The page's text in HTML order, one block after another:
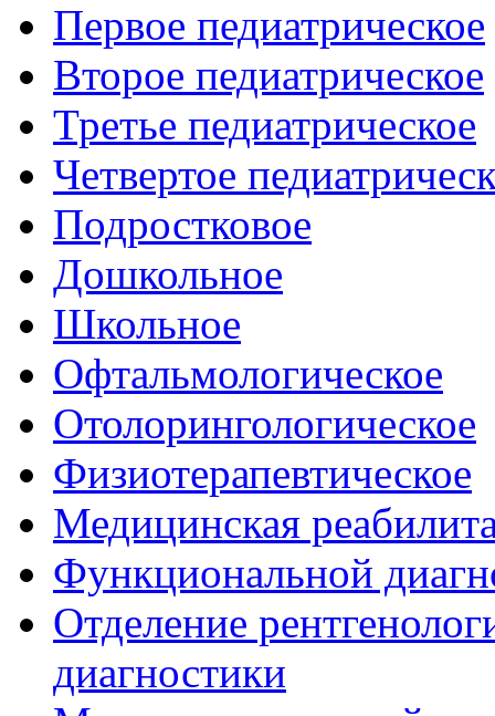
Первое педиатрическое
Второе педиатрическое
Третье педиатрическое
Четвертое
Подростковое
Дошкольное
Школьное
Офтальмологическое
Отолорингологическое
Физиотерапевтическое
Медицинская
Функциональной
Отделение
диагностики